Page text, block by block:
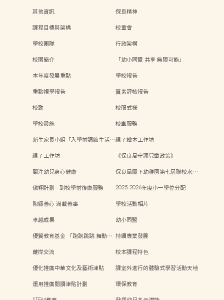
其他資訊
保良精神
課程目標與架構
校董會
學校團隊
行政架構
校園簡介
「幼小同盟 共享 無限可能」
本年度發展重點
學校報告
重點視學報告
質素評核報告
校歌
校服式樣
學校設施
校車服務
新生家長小組「入學前調節生活…親子繪本工作坊
親子工作坊
《保良局守護兒童政策》
關注幼兒身心健康
保良局屬下幼稚園第七屆聯校水…
傲翔計劃 - 到校學前復康服務
2025-2026年度小一學位分配
陶鑄善心 滿載善事
學校活動相片
卓越成果
幼小同盟
優質教育基金 「跑跑跳跳 舞動… 持續專業發展
離岸交流
校本課程特色
優化推廣中華文化及藝術津貼
課室外進行的體驗式學習活動天地
運用推廣閱讀津貼計劃
環保教育